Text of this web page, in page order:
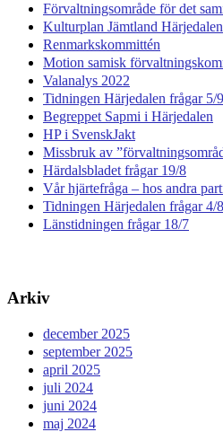
Förvaltningsområde för det
Kulturplan Jämtland Härjedalen
Renmarkskommittén
Motion samisk
Valanalys 2022
Tidningen Härjedalen frågar 5/9
Begreppet Sapmi i Härjedalen
HP i SvenskJakt
Missbruk av
Härdalsbladet frågar 19/8
Vår hjärtefråga – hos andra
Tidningen Härjedalen frågar 4/8
Länstidningen frågar 18/7
Arkiv
december 2025
september 2025
april 2025
juli 2024
juni 2024
maj 2024